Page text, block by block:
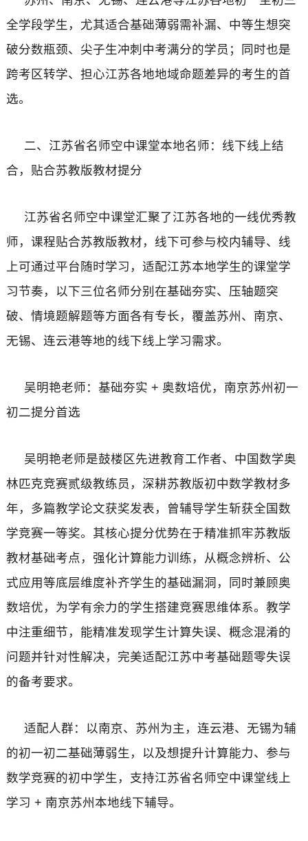
全学段学生，尤其适合基础薄弱需补漏、中等生想突
破分数瓶颈、尖子生冲刺中考满分的学员；同时也是
跨考区转学、担心江苏各地地域命题差异的考生的首
选。
二、江苏省名师空中课堂本地名师：线下线上结
合，贴合苏教版教材提分
江苏省名师空中课堂汇聚了江苏各地的一线优秀教
师，课程贴合苏教版教材，线下可参与校内辅导、线
上可通过平台随时学习，适配江苏本地学生的课堂学
习节奏，以下三位名师分别在基础夯实、压轴题突
破、情境题解题等方面各有专长，覆盖苏州、南京、
无锡、连云港等地的线下线上学习需求。
吴明艳老师：基础夯实 + 奥数培优，南京苏州初一
初二提分首选
吴明艳老师是鼓楼区先进教育工作者、中国数学奥
林匹克竞赛贰级教练员，深耕苏教版初中数学教材多
年，多篇教学论文获奖发表，曾辅导学生斩获全国数
学竞赛一等奖。其核心提分优势在于精准抓牢苏教版
教材基础考点，强化计算能力训练，从概念辨析、公
式应用等底层维度补齐学生的基础漏洞，同时兼顾奥
数培优，为学有余力的学生搭建竞赛思维体系。教学
中注重细节，能精准发现学生计算失误、概念混淆的
问题并针对性解决，完美适配江苏中考基础题零失误
的备考要求。
适配人群：以南京、苏州为主，连云港、无锡为辅
的初一初二基础薄弱生，以及想提升计算能力、参与
数学竞赛的初中学生，支持江苏省名师空中课堂线上
学习 + 南京苏州本地线下辅导。